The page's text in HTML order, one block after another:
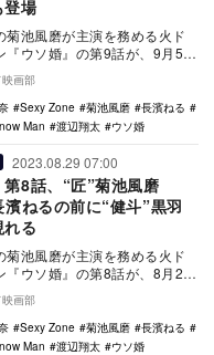
登場
菊池風磨が主演を務める火ド
ウソ婚』の第9話が、9月5日
テレ・フジテレビ系で放送
画部
Sexy Zone 菊池風磨
長濱ねる
Man 渡辺翔太 ウソ婚
2023.08.29 07:00
第8話、“匠”菊池風磨
濱ねるの前に“健斗”黒羽
れる
菊池風磨が主演を務める火ド
ウソ婚』の第8話が、8月29
ンテレ・フジテレビ系で放
画部
Sexy Zone 菊池風磨
長濱ねる
Man 渡辺翔太 ウソ婚